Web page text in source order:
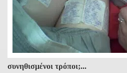
συνηθισμένοι τρόποι;...